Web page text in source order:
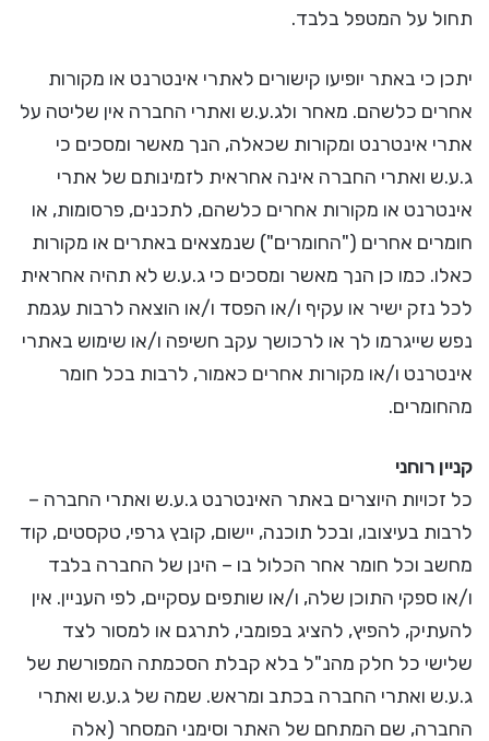
תחול על המטפל בלבד.
יתכן כי באתר יופיעו קישורים לאתרי אינטרנט או מקורות
אחרים כלשהם. מאחר ולג.ע.ש ואתרי החברה אין שליטה על
אתרי אינטרנט ומקורות שכאלה, הנך מאשר ומסכים כי
ג.ע.ש ואתרי החברה אינה אחראית לזמינותם של אתרי
אינטרנט או מקורות אחרים כלשהם, לתכנים, פרסומות, או
חומרים אחרים ("החומרים") שנמצאים באתרים או מקורות
כאלו. כמו כן הנך מאשר ומסכים כי ג.ע.ש לא תהיה אחראית
לכל נזק ישיר או עקיף ו/או הפסד ו/או הוצאה לרבות עגמת
נפש שייגרמו לך או לרכושך עקב חשיפה ו/או שימוש באתרי
אינטרנט ו/או מקורות אחרים כאמור, לרבות בכל חומר
מהחומרים.
קניין רוחני
כל זכויות היוצרים באתר האינטרנט ג.ע.ש ואתרי החברה –
לרבות בעיצובו, ובכל תוכנה, יישום, קובץ גרפי, טקסטים, קוד
מחשב וכל חומר אחר הכלול בו – הינן של החברה בלבד
ו/או ספקי התוכן שלה, ו/או שותפים עסקיים, לפי העניין. אין
להעתיק, להפיץ, להציג בפומבי, לתרגם או למסור לצד
שלישי כל חלק מהנ"ל בלא קבלת הסכמתה המפורשת של
ג.ע.ש ואתרי החברה בכתב ומראש. שמה של ג.ע.ש ואתרי
החברה, שם המתחם של האתר וסימני המסחר (אלה